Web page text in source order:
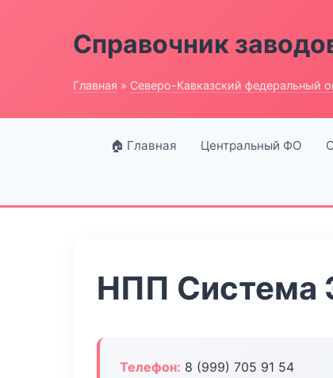
Справочник
Главная » Северо-Кавказский федеральный
🏠 Главная Центральный ФО
НПП Система
Телефон: 8 (999) 705 91 54